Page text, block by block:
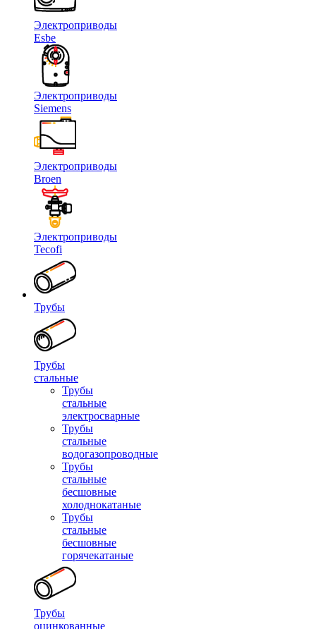
Электроприводы
Esbe
Электроприводы
Siemens
Электроприводы
Broen
Электроприводы
Tecofi
Трубы
Трубы
стальные
Трубы
стальные
электросварные
Трубы
стальные
водогазопроводные
Трубы
стальные
бесшовные
холоднокатаные
Трубы
стальные
бесшовные
горячекатаные
Трубы
оцинкованные